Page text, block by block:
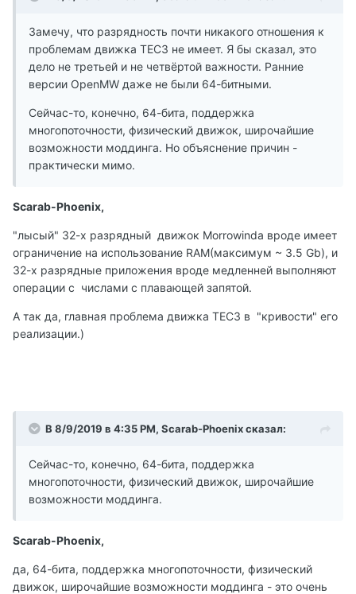
Замечу, что разрядность почти никакого отношения к
проблемам движка ТЕС3 не имеет. Я бы сказал, это
дело не третьей и не четвёртой важности. Ранние
версии OpenMW даже не были 64-битными.
Сейчас-то, конечно, 64-бита, поддержка
многопоточности, физический движок, широчайшие
возможности моддинга. Но объяснение причин -
практически мимо.
Scarab-Phoenix,
"лысый" 32-х разрядный движок Morrowindа вроде имеет
ограничение на использование RAM(максимум ~ 3.5 Gb), и
32-х разрядные приложения вроде медленней выполняют
операции с числами с плавающей запятой.
А так да, главная проблема движка ТЕС3 в "кривости" его
реализации.)
В 8/9/2019 в 4:35 PM, Scarab-Phoenix сказал:
Сейчас-то, конечно, 64-бита, поддержка
многопоточности, физический движок, широчайшие
возможности моддинга.
Scarab-Phoenix,
да, 64-бита, поддержка многопоточности, физический
движок, широчайшие возможности моддинга - это очень